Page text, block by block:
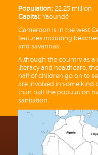
Population: 22.25 million
Capital: Yaoundé
Cameroon is in the west
features including
and savannas.
Although the country as a
literacy and healthcare,
half of children go on to
are involved in some kind
than half the population
sanitation.